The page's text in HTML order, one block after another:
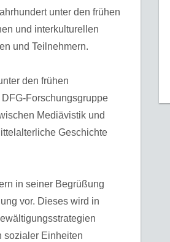
unter den frühen
und interkulturellen
und Teilnehmern.
den frühen
Forschungsgruppe
Mediävistik und
Geschichte
in seiner Begrüßung
vor. Dieses wird in
sozialer Einheiten